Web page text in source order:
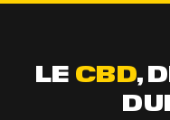
LE CBD,